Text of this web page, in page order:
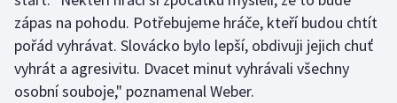
Rychlobruslení
Rychlostní kanoistika
zápas na pohodu. Potřebujeme hráče, kteří budou chtít
pořád vyhrávat. Slovácko bylo lepší, obdivuji jejich chuť
vyhrát a agresivitu. Dvacet minut vyhrávali všechny
osobní souboje," poznamenal Weber.